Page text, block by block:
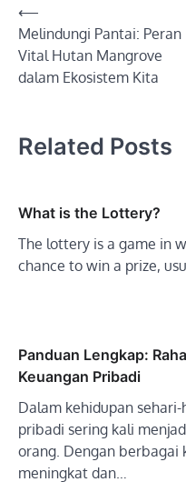
Post
navigation
⟵
Melindungi Pantai: Peran
Vital Hutan Mangrove
dalam Ekosistem Kita
Related Posts
What is the Lottery?
The lottery is a game in
chance to win a prize,
Panduan Lengkap:
Keuangan Pribadi
Dalam kehidupan
pribadi sering kali
orang. Dengan berbagai
meningkat dan…